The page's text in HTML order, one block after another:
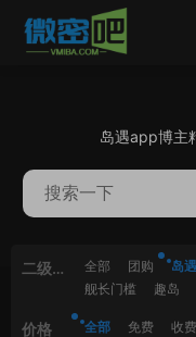
岛遇app博主
二级分
全部 团购 岛遇
舰长门槛
趣岛
价格 全部 免费 收费